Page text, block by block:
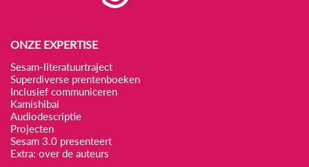
ONZE EXPERTISE
Sesam-literatuurtraject
Superdiverse prentenboeken
Inclusief communiceren
Kamishibai
Audiodescriptie
Projecten
Sesam 3.0 presenteert
Extra: over de auteurs